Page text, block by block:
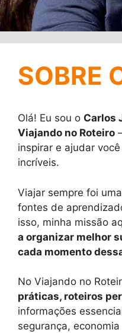
SOBRE
Olá! Eu sou o Carlos
Viajando no Roteiro
inspirar e ajudar
incríveis.
Viajar sempre foi
fontes de
isso, minha missão
a organizar melhor
cada momento
No Viajando no
práticas, roteiros
informações
segurança,